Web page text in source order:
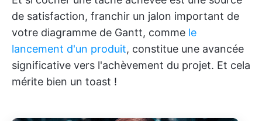
de satisfaction, franchir un jalon important de
votre diagramme de Gantt, comme le
lancement d'un produit, constitue une avancée
significative vers l'achèvement du projet. Et cela
mérite bien un toast !